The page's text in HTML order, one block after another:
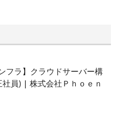
フラ】クラウドサーバー構
員) | 株式会社Ｐｈｏｅｎ